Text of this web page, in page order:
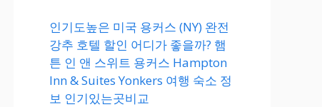
인기도높은 미국 용커스 (NY) 완전
강추 호텔 할인 어디가 좋을까? 햄
튼 인 앤 스위트 용커스 Hampton
Inn & Suites Yonkers 여행 숙소 정
보 인기있는곳비교